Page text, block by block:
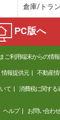
倉庫/トラ
PC版へ
ご利用端末からの情
情報提供元 不動産
て 消費税に関する
ヘルプ お問い合わせ